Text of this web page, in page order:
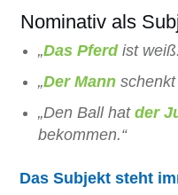
Nominativ als
„Das Pferd ist
„Der Mann
„Den Ball hat der
bekommen.“
Das Subjekt steht